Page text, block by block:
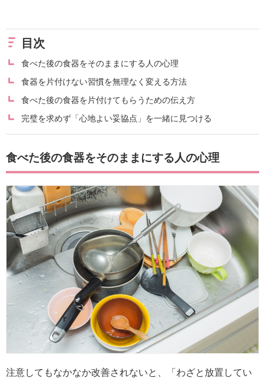
目次
食べた後の食器をそのままにする人の心理
食器を片付けない習慣を無理なく変える方法
食べた後の食器を片付けてもらうための伝え方
完璧を求めず「心地よい妥協点」を一緒に見つける
食べた後の食器をそのままにする人の心理
注意してもなかなか改善されないと、「わざと放置してい